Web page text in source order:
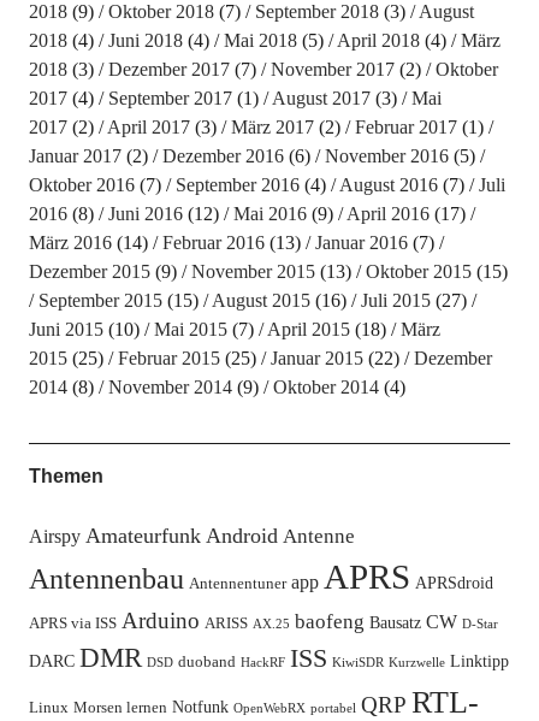
2018(9) Oktober 2018(7) September 2018(3)
August
2018(4) Juni 2018(4) Mai 2018(5) April 2018(4)
März
2018(3) Dezember 2017(7) November 2017(2)
Oktober
2017(4) September 2017(1) August 2017(3)
Mai
2017(2) April 2017(3) März 2017(2) Februar 2017(1)
Januar 2017(2) Dezember 2016(6) November 2016(5)
Oktober 2016(7) September 2016(4) August 2016(7)
Juli
2016(8) Juni 2016(12) Mai 2016(9) April 2016(17)
März 2016(14) Februar 2016(13) Januar 2016(7)
Dezember 2015(9) November 2015(13) Oktober 2015(15)
September 2015(15) August 2015(16) Juli 2015(27)
Juni 2015(10) Mai 2015(7) April 2015(18)
März
2015(25) Februar 2015(25) Januar 2015(22)
Dezember
2014(8) November 2014(9) Oktober 2014(4)
Themen
Airspy Amateurfunk Android Antenne
Antennenbau Antennentuner app APRS APRSdroid
APRS via ISS Arduino ARISS AX.25 baofeng Bausatz CW D-Star
DARC DMR DSD duoband HackRF ISS KiwiSDR Kurzwelle Linktipp
Linux Morsen lernen Notfunk OpenWebRX portabel QRP RTL-